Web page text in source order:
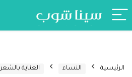
الرئيسية النساء العناية بالشعر